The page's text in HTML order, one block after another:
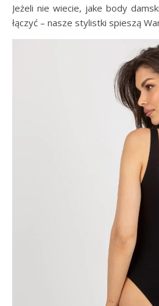
Jeżeli nie wiecie, jake body
łączyć – nasze stylistki spieszą